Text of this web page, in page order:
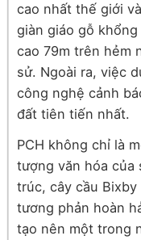
cao nhất thế giới
giàn giáo gỗ
cao 79m trên hẻm
sử. Ngoài ra, việc
công nghệ cảnh
đất tiên tiến nhất.
PCH không chỉ là
tượng văn hóa của
trúc, cây cầu
tương phản hoàn
tạo nên một trong